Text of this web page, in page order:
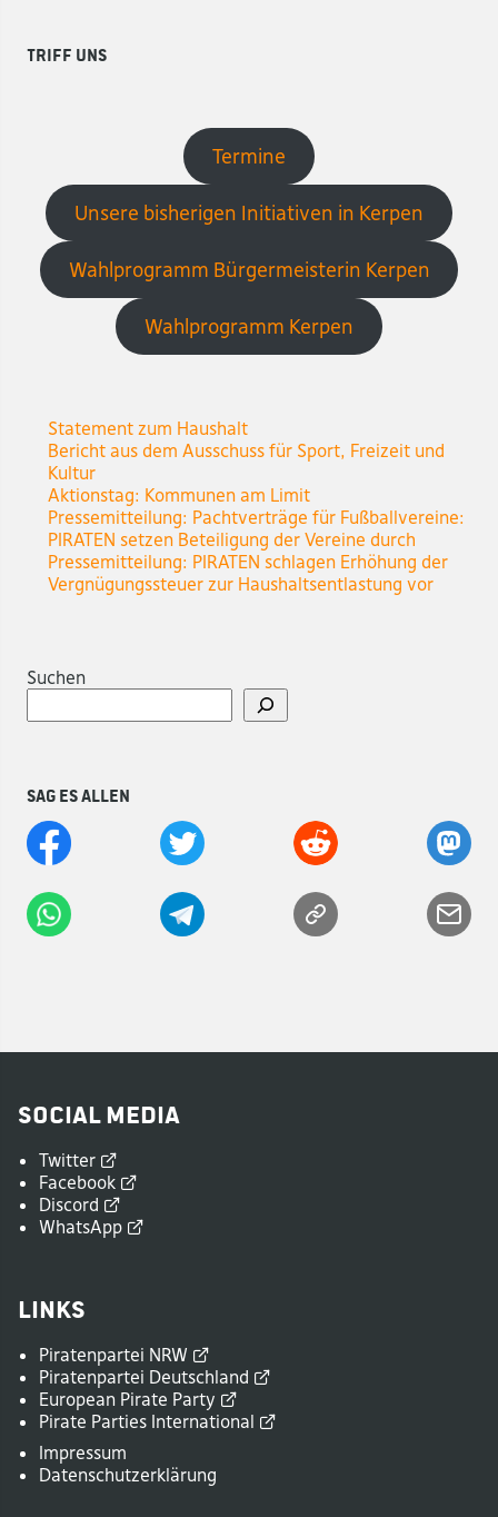
Triff uns
Termine
Unsere bisherigen Initiativen in Kerpen
Wahlprogramm Bürgermeisterin Kerpen
Wahlprogramm Kerpen
Statement zum Haushalt
Bericht aus dem Ausschuss für Sport, Freizeit und
Kultur
Aktionstag: Kommunen am Limit
Pressemitteilung: Pachtverträge für Fußballvereine:
PIRATEN setzen Beteiligung der Vereine durch
Pressemitteilung: PIRATEN schlagen Erhöhung der
Vergnügungssteuer zur Haushaltsentlastung vor
Suchen
Sag es allen
Social Media
Twitter
Facebook
Discord
WhatsApp
Links
Piratenpartei NRW
Piratenpartei Deutschland
European Pirate Party
Pirate Parties International
Impressum
Datenschutzerklärung